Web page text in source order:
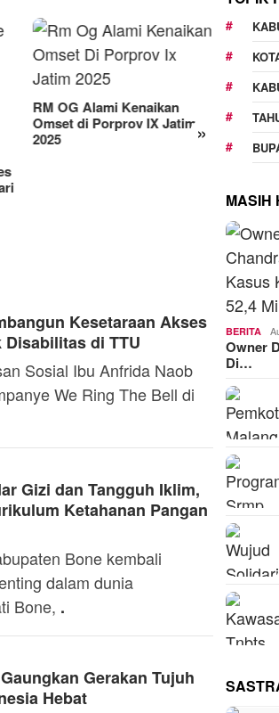
»
Manjakan Pelanggan,
RAT
Kesetaraan Akses
di TTU
Sosial Ibu Anfrida Naob
We Ring The Bell di
Gizi dan Tangguh Iklim,
Ketahanan Pangan
Bone kembali
dalam dunia
Bone, .
Gerakan Tujuh
Hebat
MASIH
BERITA
Owner
Di…